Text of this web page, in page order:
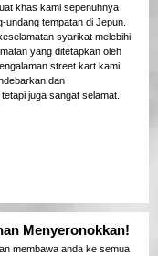
khas kami sepenuhnya
undang tempatan di Jepun.
syarikat melebihi
yang ditetapkan oleh
street kart kami
dan
juga sangat selamat.
Menyeronokkan!
membawa anda ke semua